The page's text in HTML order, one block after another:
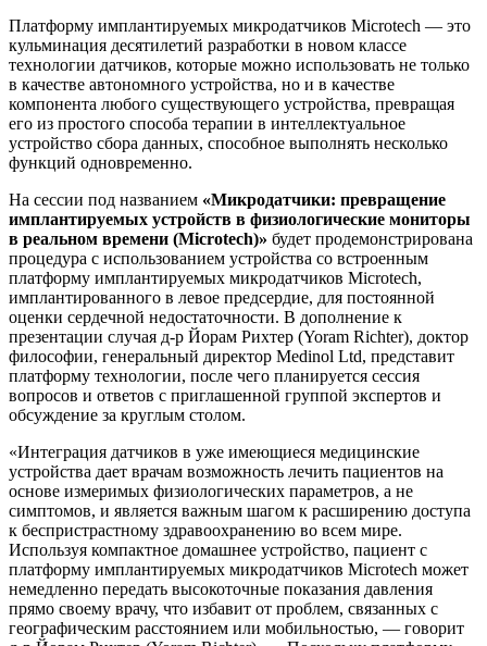
Платформу имплантируемых микродатчиков Microtech — это
кульминация десятилетий разработки в новом классе
технологии датчиков, которые можно использовать не только
в качестве автономного устройства, но и в качестве
компонента любого существующего устройства, превращая
его из простого способа терапии в интеллектуальное
устройство сбора данных, способное выполнять несколько
функций одновременно.
На сессии под названием «Микродатчики: превращение
имплантируемых устройств в физиологические мониторы
в реальном времени (Microtech)» будет продемонстрирована
процедура с использованием устройства со встроенным
платформу имплантируемых микродатчиков Microtech,
имплантированного в левое предсердие, для постоянной
оценки сердечной недостаточности. В дополнение к
презентации случая д-р Йорам Рихтер (Yoram Richter), доктор
философии, генеральный директор Medinol Ltd, представит
платформу технологии, после чего планируется сессия
вопросов и ответов с приглашенной группой экспертов и
обсуждение за круглым столом.
«Интеграция датчиков в уже имеющиеся медицинские
устройства дает врачам возможность лечить пациентов на
основе измеримых физиологических параметров, а не
симптомов, и является важным шагом к расширению доступа
к беспристрастному здравоохранению во всем мире.
Используя компактное домашнее устройство, пациент с
платформу имплантируемых микродатчиков Microtech может
немедленно передать высокоточные показания давления
прямо своему врачу, что избавит от проблем, связанных с
географическим расстоянием или мобильностью, — говорит